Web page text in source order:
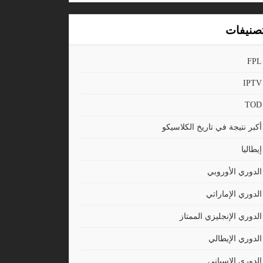
FPL
IPTV
TOD
أكبر نتيجة في تاريخ الكلاسيكو
إيطاليا
الدوري الأوروبي
الدوري الإماراتي
الدوري الإنجليزي الممتاز
الدوري الإيطالي
الدوري الاسباني